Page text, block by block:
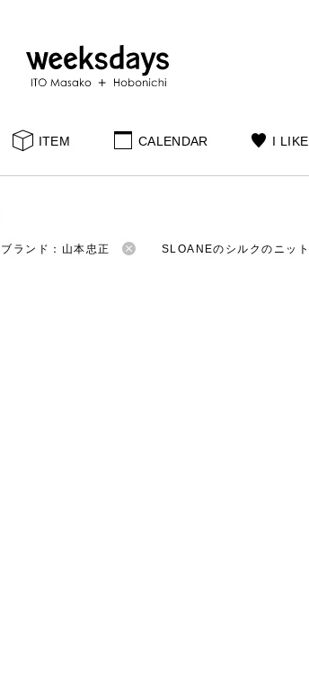
ITEM CALENDAR I LIKE
ブランド：山本忠正 SLOANEのシルクのニット